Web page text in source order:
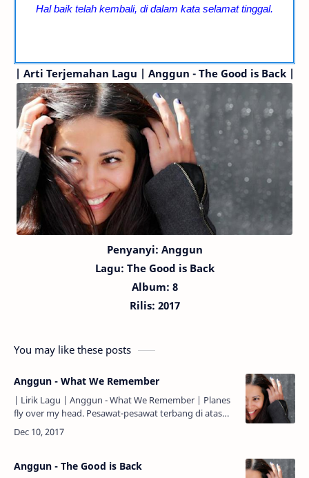
Hal baik telah kembali, di dalam kata selamat tinggal.
| Arti Terjemahan Lagu | Anggun - The Good is Back |
Penyanyi: Anggun
Lagu: The Good is Back
Album: 8
Rilis: 2017
You may like these posts
Anggun - What We Remember
| Lirik Lagu | Anggun - What We Remember | Planes
fly over my head. Pesawat-pesawat terbang di atas
kepalaku. Drawing lines in the sky. Menggambar
garis-gari…
Anggun - The Good is Back